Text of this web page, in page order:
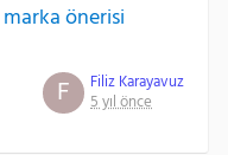
önerisi
F
Filiz Karayavuz
5 yıl önce